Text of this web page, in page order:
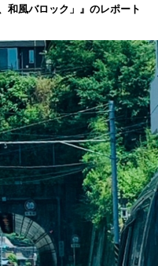
和風バロック」』のレポート